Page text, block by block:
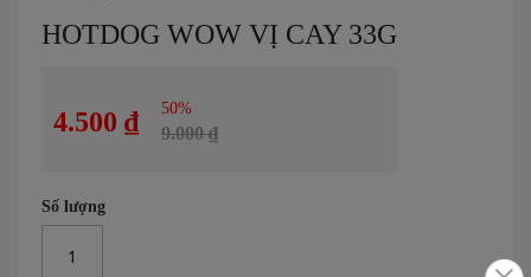
HOTDOG WOW VỊ CAY 33G
4.500 ₫ 50%
9.000 ₫
Số lượng
của
ảnh